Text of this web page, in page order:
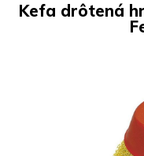
Kefa drôtená